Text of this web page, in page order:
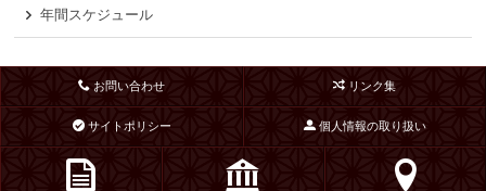
年間スケジュール
お問い合わせ リンク集
サイトポリシー 個人情報の取り扱い